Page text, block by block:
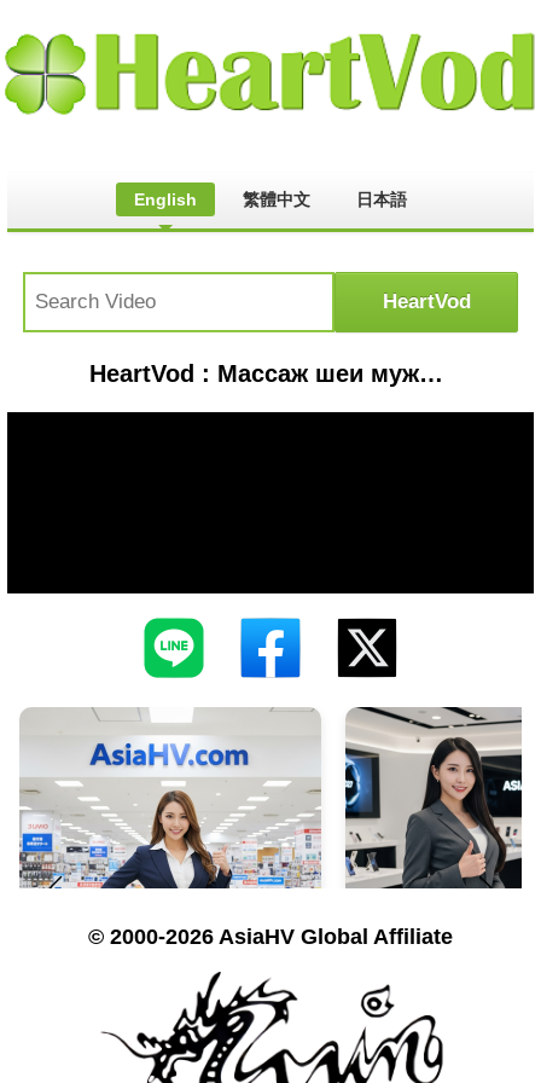
English 繁體中文 日本語
HeartVod : Массаж шеи мужчины [tulino pijat]
© 2000-2026 AsiaHV Global Affiliate